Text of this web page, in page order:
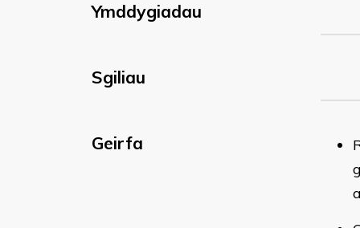
Ymddygiadau
Sgiliau
Geirfa